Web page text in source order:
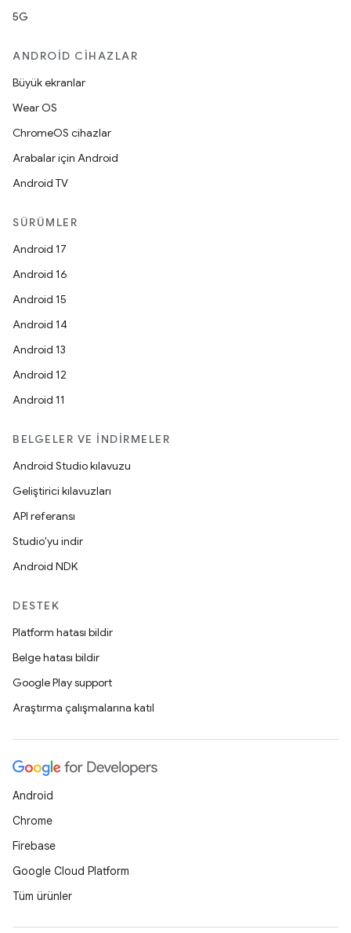
5G
ANDROID CIHAZLAR
Büyük ekranlar
Wear OS
ChromeOS cihazlar
Arabalar için Android
Android TV
SÜRÜMLER
Android 17
Android 16
Android 15
Android 14
Android 13
Android 12
Android 11
BELGELER VE İNDIRMELER
Android Studio kılavuzu
Geliştirici kılavuzları
API referansı
Studio'yu indir
Android NDK
DESTEK
Platform hatası bildir
Belge hatası bildir
Google Play support
Araştırma çalışmalarına katıl
Android
Chrome
Firebase
Google Cloud Platform
Tüm ürünler